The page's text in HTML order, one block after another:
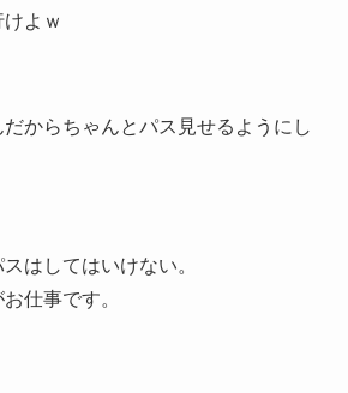
よｗ
からちゃんとパス見せるようにし
はしてはいけない。
仕事です。